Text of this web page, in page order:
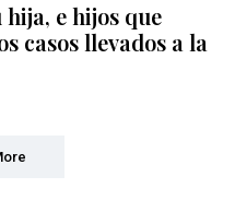
e hijos que
casos llevados a la